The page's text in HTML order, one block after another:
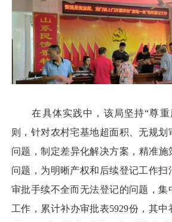
在具体实践中，该局坚持“尊重
则，针对农村宅基地超面积、无规划
问题，制定差异化解决方案，精准施
问题，为明晰产权和后续登记工作扫
审批手续不全而无法登记的问题，集
工作，累计补办审批表5929份，其